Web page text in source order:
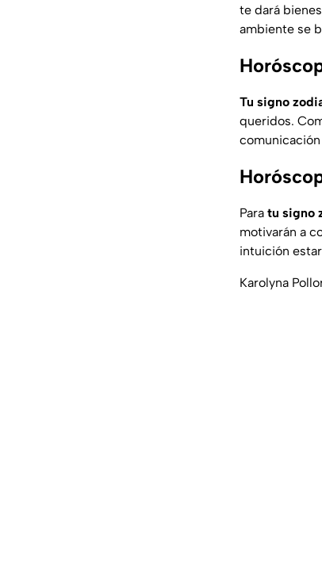
te dará
ambiente se
Tu signo
queridos.
Para tu signo
motivarán a
intuición
Karolyna